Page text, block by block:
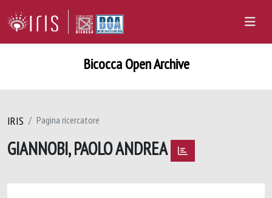
Bicocca Open Archive
IRIS Pagina ricercatore
GIANNOBI, PAOLO ANDREA